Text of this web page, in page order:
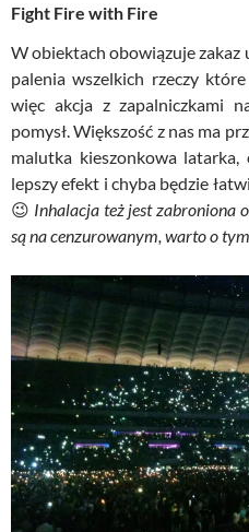
Fight Fire with Fire
W obiektach obowiązuje
palenia wszelkich rzeczy
więc akcja z zapalniczkami
pomysł. Większość z nas ma
malutka kieszonkowa
lepszy efekt i chyba będzie
😉 Inhalacja też jest zabroniona
są na cenzurowanym, warto o